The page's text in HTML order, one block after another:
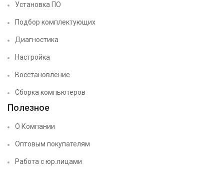
Установка ПО
Подбор комплектующих
Диагностика
Настройка
Восстановление
Сборка компьютеров
Полезное
О Компании
Оптовым покупателям
Работа с юр.лицами